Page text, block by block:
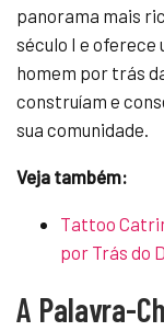
panorama mais
século I e oferece
homem por trás
construíam e
sua comunidade.
Veja também:
Tattoo
por Trás do
A Palavra-